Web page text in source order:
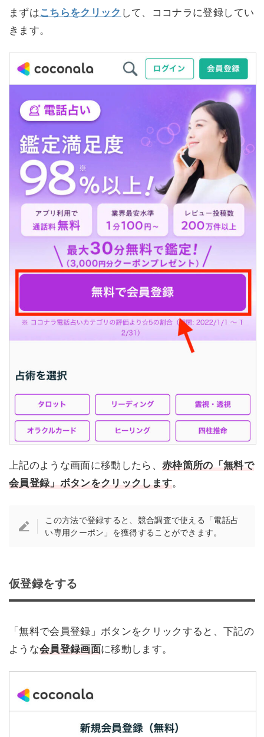
まずはこちらをクリック して、ココナラに登録してい
きます。
上記のような画面に移動したら、赤枠箇所の「無料で
会員登録」ボタンをクリックします。
この方法で登録すると、競合調査で使える「電話占
い専用クーポン」を獲得することができます。
仮登録をする
「無料で会員登録」ボタンをクリックすると、下記の
ような会員登録画面に移動します。